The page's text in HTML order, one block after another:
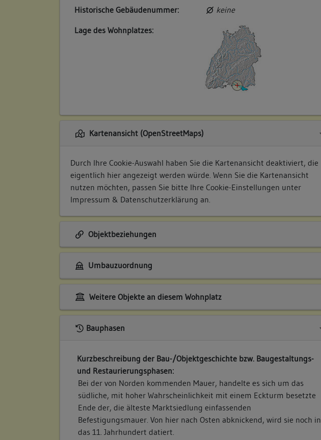
Historische Gebäudenummer:
keine
Lage des Wohnplatzes:
Kartenansicht (OpenStreetMaps)
Durch Ihre Cookie-Auswahl haben Sie die Kartenansicht deaktiviert, die
eigentlich hier angezeigt werden würde. Wenn Sie die Kartenansicht
nutzen möchten, passen Sie bitte Ihre Cookie-Einstellungen unter
Impressum & Datenschutzerklärung an.
Objektbeziehungen
Umbauzuordnung
Weitere Objekte an diesem Wohnplatz
Bauphasen
Kurzbeschreibung der Bau-/Objektgeschichte bzw. Baugestaltungs-
und Restaurierungsphasen:
Bei der von Norden kommenden Mauer, handelte es sich um das
südliche, mit hoher Wahrscheinlichkeit mit einem Eckturm besetzte
Ende der, die älteste Marktsiedlung einfassenden
Befestigungsmauer. Von hier nach Osten abknickend, wird sie noch in
das 11. Jahrhundert datiert.